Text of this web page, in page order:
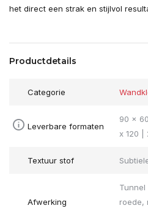
het direct een strak en stijlvol
Productdetails
Categorie
Leverbare formaten
90 x
x 120 |
Textuur stof
Afwerking
roede,